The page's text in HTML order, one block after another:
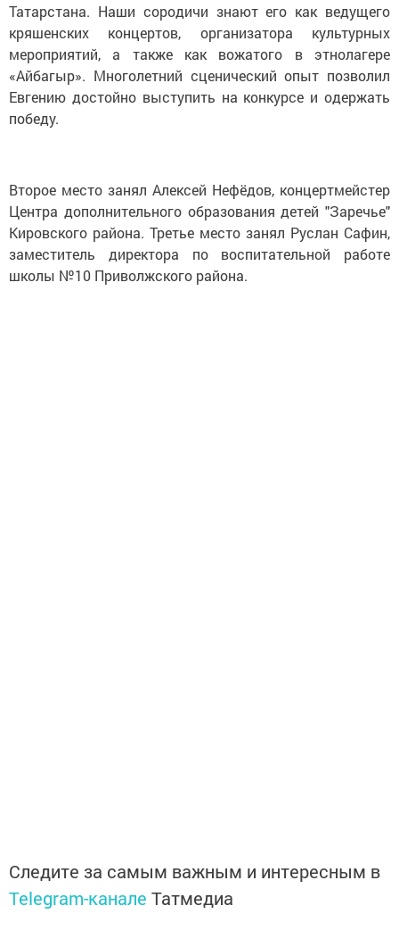
Татарстана. Наши сородичи знают его как ведущего
кряшенских концертов, организатора культурных
мероприятий, а также как вожатого в этнолагере
«Айбагыр». Многолетний сценический опыт позволил
Евгению достойно выступить на конкурсе и одержать
победу.
Второе место занял Алексей Нефёдов, концертмейстер
Центра дополнительного образования детей "Заречье"
Кировского района. Третье место занял Руслан Сафин,
заместитель директора по воспитательной работе
школы №10 Приволжского района.
Следите за самым важным и интересным в
Telegram-канале Татмедиа